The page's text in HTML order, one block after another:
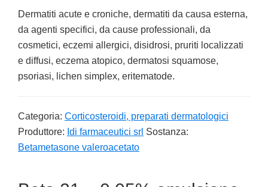
Dermatiti acute e croniche, dermatiti da causa esterna,
da agenti specifici, da cause professionali, da
cosmetici, eczemi allergici, disidrosi, pruriti localizzati
e diffusi, eczema atopico, dermatosi squamose,
psoriasi, lichen simplex, eritematode.
Categoria: Corticosteroidi, preparati dermatologici
Produttore: Idi farmaceutici srl Sostanza:
Betametasone valeroacetato